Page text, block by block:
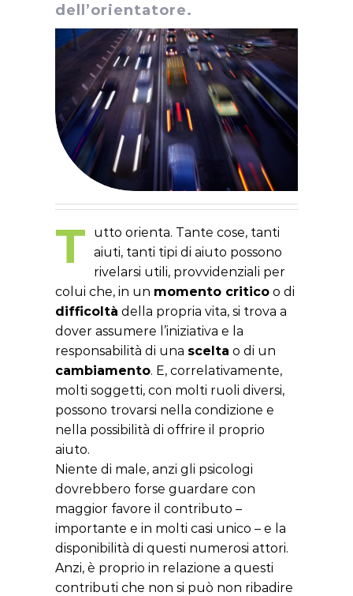
dell’orientatore.
T
utto orienta. Tante cose, tanti
aiuti, tanti tipi di aiuto possono
rivelarsi utili, provvidenziali per
colui che, in un momento critico o di
difficoltà della propria vita, si trova a
dover assumere l’iniziativa e la
responsabilità di una scelta o di un
cambiamento. E, correlativamente,
molti soggetti, con molti ruoli diversi,
possono trovarsi nella condizione e
nella possibilità di offrire il proprio
aiuto.
Niente di male, anzi gli psicologi
dovrebbero forse guardare con
maggior favore il contributo –
importante e in molti casi unico – e la
disponibilità di questi numerosi attori.
Anzi, è proprio in relazione a questi
contributi che non si può non ribadire